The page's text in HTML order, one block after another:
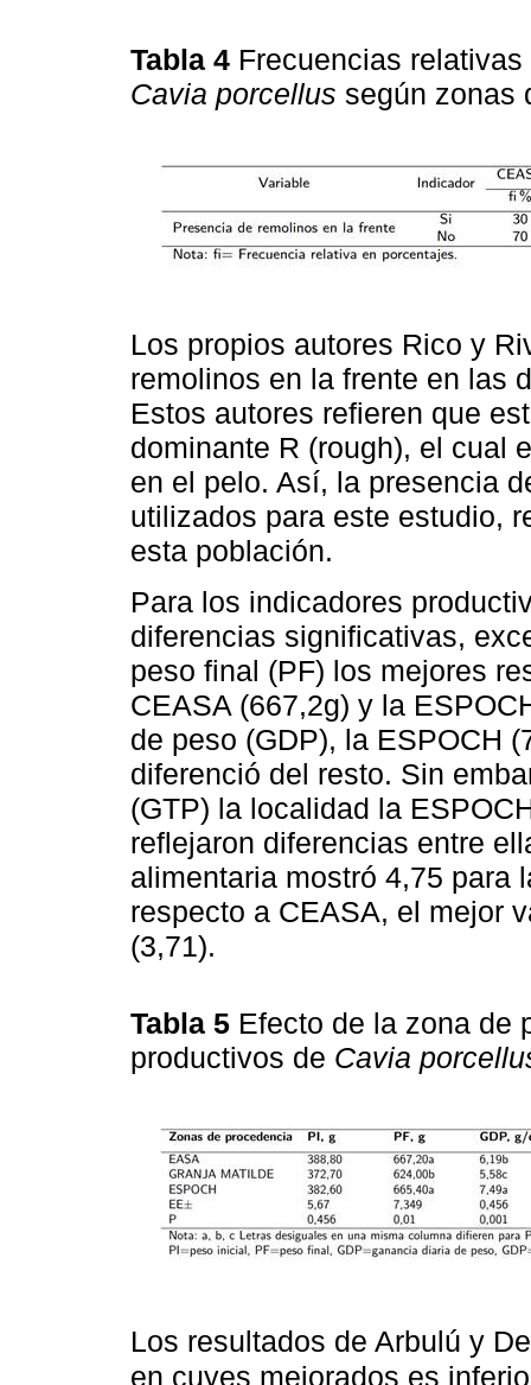
Tabla 4 Frecuencias
Cavia porcellus según zonas
Los propios autores Rico y
remolinos en la frente en las
Estos autores refieren que
dominante R (rough), el cual
en el pelo. Así, la presencia
utilizados para este estudio,
esta población.
Para los indicadores
diferencias significativas,
peso final (PF) los mejores
CEASA (667,2g) y la
de peso (GDP), la ESPOCH
diferenció del resto. Sin
(GTP) la localidad la
reflejaron diferencias entre
alimentaria mostró 4,75 para
respecto a CEASA, el mejor
(3,71).
Tabla 5 Efecto de la zona de
productivos de Cavia
Los resultados de Arbulú y
en cuyes mejorados es